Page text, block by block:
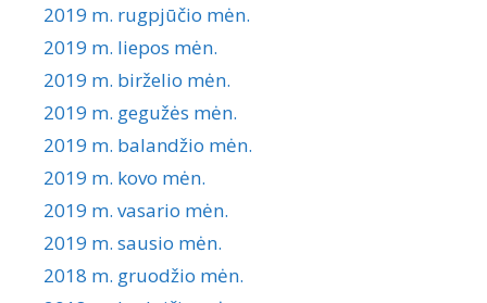
2019 m. rugpjūčio mėn.
2019 m. liepos mėn.
2019 m. birželio mėn.
2019 m. gegužės mėn.
2019 m. balandžio mėn.
2019 m. kovo mėn.
2019 m. vasario mėn.
2019 m. sausio mėn.
2018 m. gruodžio mėn.